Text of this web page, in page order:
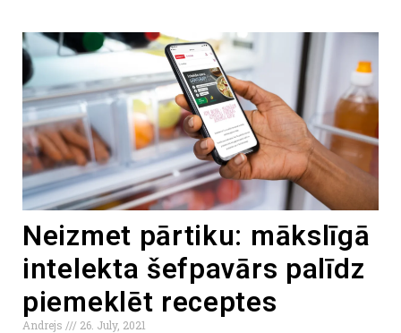
Neizmet pārtiku: mākslīgā
intelekta šefpavārs palīdz
piemeklēt receptes
Andrejs
26. July, 2021